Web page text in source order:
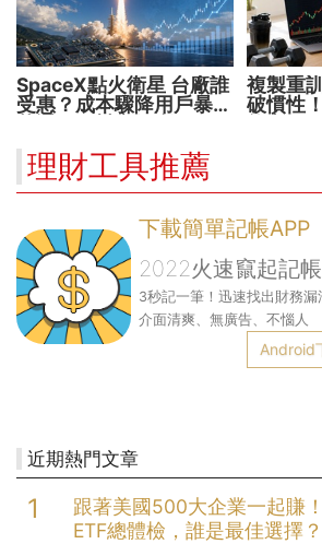
SpaceX點火衛星 台廠誰
受惠？成本驟降用戶暴增
複製重
破慣性
理財工具推薦
下載簡單記帳APP
2022火速竄起記
3秒記一筆！迅速找出財務漏
介面清爽、無廣告、不惱人
Android
近期熱門文章
跟著美國500大企業一起賺
ETF總體檢，誰是最佳選擇？